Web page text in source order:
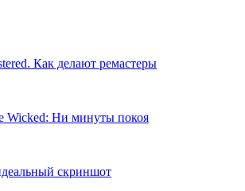
Как делают ремастеры
Wicked: Ни минуты покоя
скриншот